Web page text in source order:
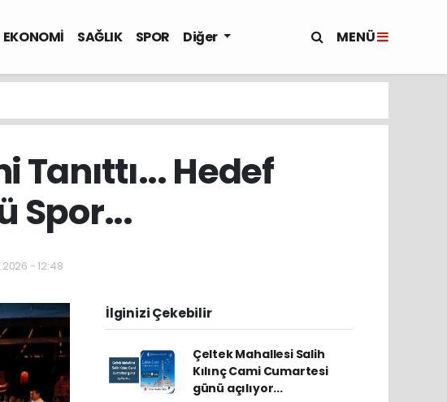
EKONOMİ SAĞLIK SPOR Diğer MENÜ
Hedef
Spor...
- 12:48
İlginizi Çekebilir
Çeltek Mahallesi Salih
Kılınç Cami Cumartesi
günü açılıyor...